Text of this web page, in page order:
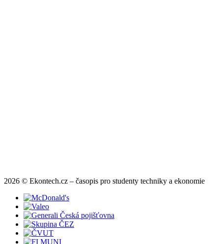
2026 © Ekontech.cz – časopis pro studenty techniky a ekonomie